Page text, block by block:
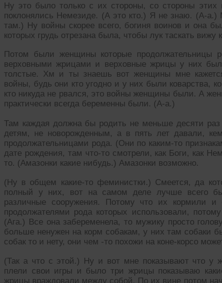
Ну это было только с их стороны, со стороны
поклонялись Немезиде. (А это кто.) Я не знаю. (А-а.)
там.) Ну войны скорее всего, богиня воинов и она
которых грудь отрезана была, чтобы лук таскать вижу
Потом были женщины которые продолжательницы
верховными жрицами и верховные жрицы у них
толстые. Хм и ты знаешь вот женщины мне
войны, будь они кто угодно и у них были коварства,
кто никуда не рвался, это войны женщины были. А
практически всегда беременны были. (А-а.)
Там каждая должна бы родить не меньше десяти
детям, не новорожденным, а в пять лет давали,
продолжательницами рода. (Они по каким-то
дате рождения, там что-то смотрели, как Боги, как
то. (Амазонки какие нибудь.) Амазонки возможно.
(Ну в общем какие-то феминистки.) Смеется, да
полный у них, вот на самом деле лучше всего
различные сооружения. Потому что их кормили
продолжателями рода которых использовали,
(Ага.) Все она забеременела, то мужику просто
больше ненужен на корм собакам, у них там собаки
собак то и нету, они чем -то похожи на коне-корсо
(Так а что с этой.) Ну и вот мне показывают что у
плели свои игры и было три жрицы показываю
жрицы враждовали между собой. По их вине потом